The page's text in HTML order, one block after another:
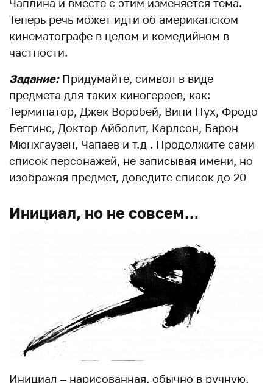
Чаплина и вместе с этим изменяется тема.
Теперь речь может идти об американском
кинематографе в целом и комедийном в
частности.
Задание:Придумайте, символ в виде
предмета для таких киногероев, как:
Терминатор, Джек Воробей, Вини Пух, Фродо
Беггинс, Доктор Айболит, Карлсон, Барон
Мюнхгаузен, Чапаев и т.д . Продолжите сами
список персонажей, не записывая имени, но
изображая предмет, доведите список до 20
Инициал, но не совсем…
Инициал – нарисованная, обычно в ручную,